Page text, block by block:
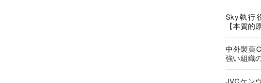
Sky執行
【本質的
中外製薬
強い組織
JVCケン